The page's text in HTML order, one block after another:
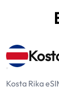
Kosta Rika